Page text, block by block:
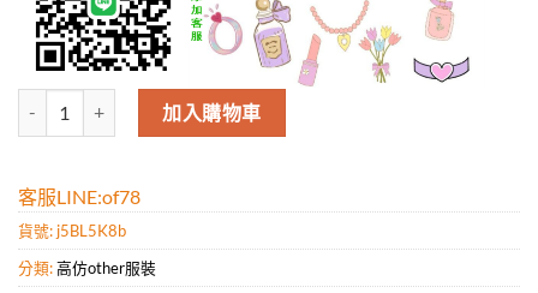
高仿潮牌Aape男款新款時尚休閑短袖T恤.好質量是您的需求好品味是
加入購物車
客服LINE:of78
貨號: j5BL5K8b
分類:高仿other服裝